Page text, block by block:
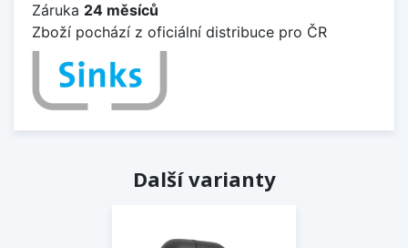
Záruka 24 měsíců
Zboží pochází z oficiální distribuce pro ČR
Další varianty